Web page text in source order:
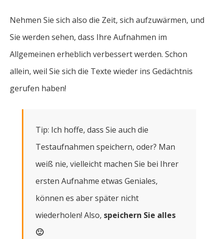
Nehmen Sie sich also die Zeit, sich aufzuwärmen, und
Sie werden sehen, dass Ihre Aufnahmen im
Allgemeinen erheblich verbessert werden. Schon
allein, weil Sie sich die Texte wieder ins Gedächtnis
gerufen haben!
Tip: Ich hoffe, dass Sie auch die
Testaufnahmen speichern, oder? Man
weiß nie, vielleicht machen Sie bei Ihrer
ersten Aufnahme etwas Geniales,
können es aber später nicht
wiederholen! Also, speichern Sie alles
🙂